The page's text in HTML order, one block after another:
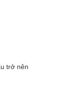
trở nên